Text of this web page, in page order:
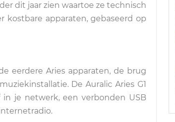
dit jaar zien waartoe ze technisch
kostbare apparaten, gebaseerd op
eerdere Aries apparaten, de brug
De Auralic Aries G1
je netwerk, een verbonden USB